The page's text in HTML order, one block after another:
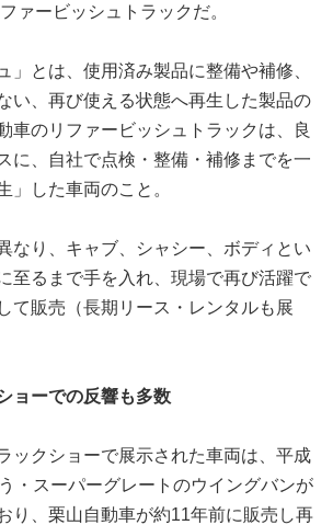
ァービッシュトラックだ。
」とは、使用済み製品に整備や補修、
い、再び使える状態へ再生した製品の
車のリファービッシュトラックは、良
に、自社で点検・整備・補修までを一
」した車両のこと。
なり、キャブ、シャシー、ボディとい
至るまで手を入れ、現場で再び活躍で
て販売（長期リース・レンタルも展
ョーでの反響も多数
ックショーで展示された車両は、平成
・スーパーグレートのウイングバンが
り、栗山自動車が約11年前に販売し再